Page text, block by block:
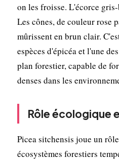
on les froisse. L'écorce
Les cônes, de couleur rose
mûrissent en brun clair.
espèces d'épicéa et l'une
plan forestier, capable de
denses dans les
Rôle écologique
Picea sitchensis joue un
écosystèmes forestiers